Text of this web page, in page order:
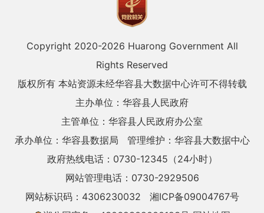
Copyright 2020-2026 Huarong Government All
Rights Reserved
版权所有 本站资源未经华容县大数据中心许可不得转载
主办单位：华容县人民政府
主管单位：华容县人民政府办公室
承办单位：华容县数据局
管理维护：华容县大数据中心
政府热线电话：0730-12345（24小时）
网站管理电话：0730-2929506
网站标识码：4306230032
湘ICP备09004767号